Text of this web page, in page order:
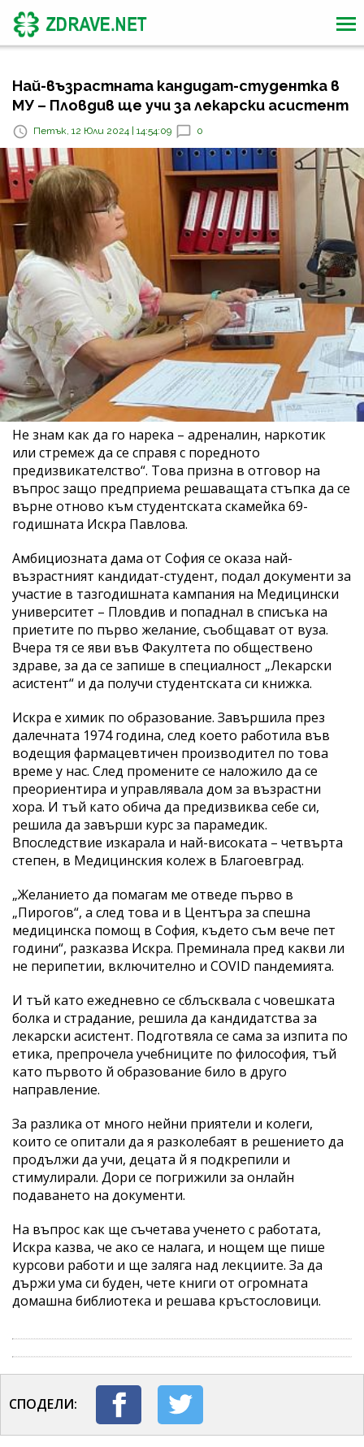
Най-възрастната кандидат-студентка в
МУ – Пловдив ще учи за лекарски асистент
Петък, 12 Юли 2024 | 14:54:09 0
Не знам как да го нарека – адреналин, наркотик
или стремеж да се справя с поредното
предизвикателство“. Това призна в отговор на
въпрос защо предприема решаващата стъпка да се
върне отново към студентската скамейка 69-
годишната Искра Павлова.
Амбициозната дама от София се оказа най-
възрастният кандидат-студент, подал документи за
участие в тазгодишната кампания на Медицински
университет – Пловдив и попаднал в списъка на
приетите по първо желание, съобщават от вуза.
Вчера тя се яви във Факултета по обществено
здраве, за да се запише в специалност „Лекарски
асистент“ и да получи студентската си книжка.
Искра е химик по образование. Завършила през
далечната 1974 година, след което работила във
водещия фармацевтичен производител по това
време у нас. След промените се наложило да се
преориентира и управлявала дом за възрастни
хора. И тъй като обича да предизвиква себе си,
решила да завърши курс за парамедик.
Впоследствие изкарала и най-високата – четвърта
степен, в Медицинския колеж в Благоевград.
„Желанието да помагам ме отведе първо в
„Пирогов“, а след това и в Центъра за спешна
медицинска помощ в София, където съм вече пет
години“, разказва Искра. Преминала пред какви ли
не перипетии, включително и COVID пандемията.
И тъй като ежедневно се сблъсквала с човешката
болка и страдание, решила да кандидатства за
лекарски асистент. Подготвяла се сама за изпита по
етика, препрочела учебниците по философия, тъй
като първото й образование било в друго
направление.
За разлика от много нейни приятели и колеги,
които се опитали да я разколебаят в решението да
продължи да учи, децата й я подкрепили и
стимулирали. Дори се погрижили за онлайн
подаването на документи.
На въпрос как ще съчетава ученето с работата,
Искра казва, че ако се налага, и нощем ще пише
курсови работи и ще заляга над лекциите. За да
държи ума си буден, чете книги от огромната
домашна библиотека и решава кръстословици.
СПОДЕЛИ: